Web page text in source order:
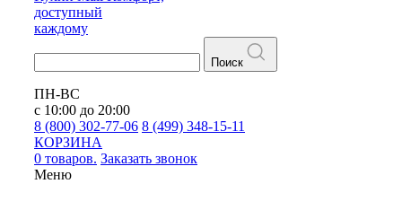
доступный
каждому
Поиск
ПН-ВС
с 10:00 до 20:00
8 (800) 302-77-06 8 (499) 348-15-11
КОРЗИНА
0 товаров. Заказать звонок
Меню